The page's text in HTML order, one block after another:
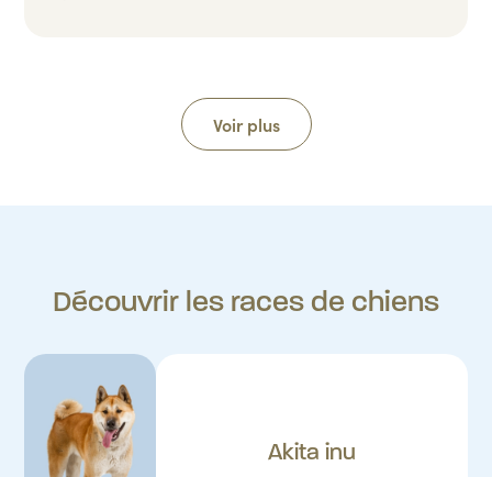
Voir plus
Découvrir les races de chiens
Akita inu